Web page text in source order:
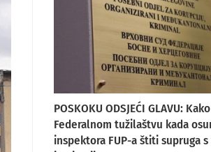
POSKOKU ODSJEĆI GLAVU:
Federalnom tužilaštvu kada
inspektora FUP-a štiti supruga